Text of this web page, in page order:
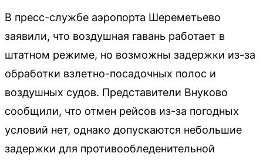
В пресс-службе аэропорта Шереметьево
заявили, что воздушная гавань работает в
штатном режиме, но возможны задержки из-за
обработки взлетно-посадочных полос и
воздушных судов. Представители Внуково
сообщили, что отмен рейсов из-за погодных
условий нет, однако допускаются небольшие
задержки для противообледенительной